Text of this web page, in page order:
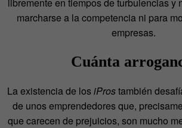
marcharse a la competencia ni para
empresas.
Cuánta
La existencia de losiProstambién
de unos emprendedores que,
que carecen de prejuicios, son mucho